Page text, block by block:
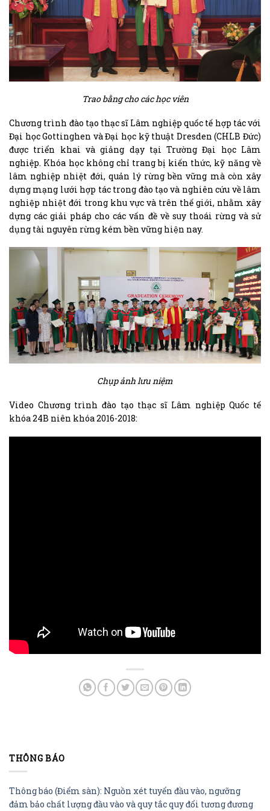
Trao bằng cho các học viên
Chương trình đào tạo thạc sĩ Lâm nghiệp quốc tế hợp tác với
Đại học Gottinghen và Đại học kỹ thuật Dresden (CHLB Đức)
được triển khai và giảng dạy tại Trường Đại học Lâm
nghiệp. Khóa học không chỉ trang bị kiến thức, kỹ năng về
lâm nghiệp nhiệt đới, quản lý rừng bền vững mà còn xây
dựng mạng lưới hợp tác trong đào tạo và nghiên cứu về lâm
nghiệp nhiệt đới trong khu vực và trên thế giới, nhằm xây
dựng các giải pháp cho các vấn đề về suy thoái rừng và sử
dụng tài nguyên rừng kém bền vững hiện nay.
Chụp ảnh lưu niệm
Video Chương trình đào tạo thạc sĩ Lâm nghiệp Quốc tế
khóa 24B niên khóa 2016-2018:
THÔNG BÁO
Thông báo (Điểm sàn): Nguồn xét tuyển đầu vào, ngưỡng
đảm bảo chất lượng đầu vào và quy tắc quy đổi tương đương